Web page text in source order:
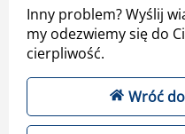
Inny problem? Wyślij
my odezwiemy się do
cierpliwość.
Wróć